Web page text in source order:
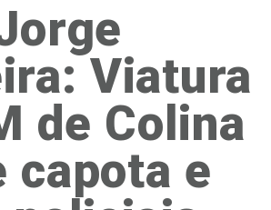
Viatura
de Colina
capota e